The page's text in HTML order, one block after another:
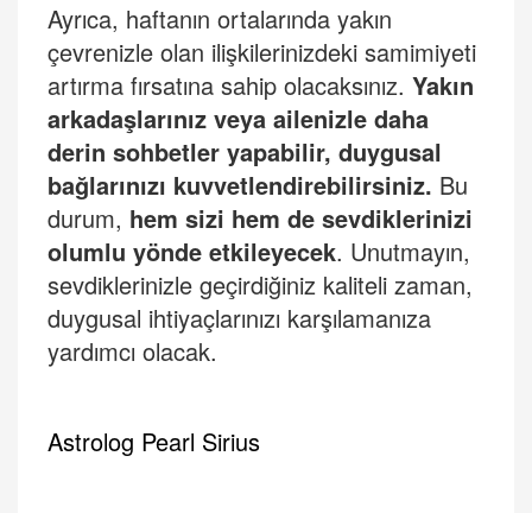
Ayrıca, haftanın ortalarında yakın
çevrenizle olan ilişkilerinizdeki samimiyeti
artırma fırsatına sahip olacaksınız. Yakın
arkadaşlarınız veya ailenizle daha
derin sohbetler yapabilir, duygusal
bağlarınızı kuvvetlendirebilirsiniz. Bu
durum, hem sizi hem de sevdiklerinizi
olumlu yönde etkileyecek. Unutmayın,
sevdiklerinizle geçirdiğiniz kaliteli zaman,
duygusal ihtiyaçlarınızı karşılamanıza
yardımcı olacak.
Astrolog Pearl Sirius